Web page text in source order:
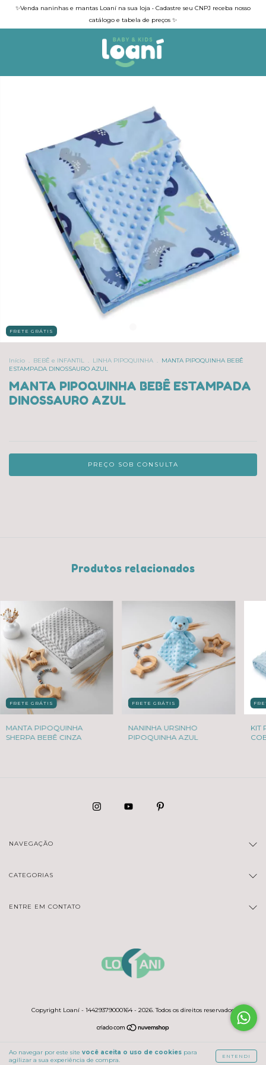
✨Venda naninhas e mantas Loaní na sua loja • Cadastre seu CNPJ receba nosso
catálogo e tabela de preços ✨
Ao navegar por este site você aceita o uso de cookies para
agilizar a sua experiência de compra.
ENTENDI
FRETE GRÁTIS
Início . BEBÊ e INFANTIL . LINHA PIPOQUINHA . MANTA PIPOQUINHA BEBÊ
ESTAMPADA DINOSSAURO AZUL
MANTA PIPOQUINHA BEBÊ ESTAMPADA
DINOSSAURO AZUL
Produtos relacionados
FRETE GRÁTIS
MANTA PIPOQUINHA
SHERPA BEBÊ CINZA
FRETE GRÁTIS
NANINHA URSINHO
PIPOQUINHA AZUL
KIT
NAVEGAÇÃO
CATEGORIAS
ENTRE EM CONTATO
Copyright Loaní - 14429379000164 - 2026. Todos os direitos reservados.